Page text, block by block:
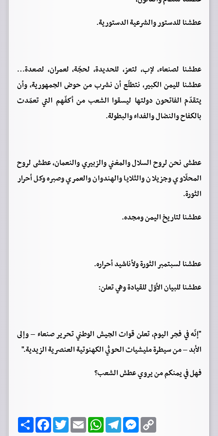
عطشنا للدستور والشرعية الدستورية.
عطشنا لصنعاء، لإب، لتعز، للحديدة، لحجّة، لعمران، لصعدة…
عطشنا لليمن الكبير، نتطلّع أن نشرب من حوض الجمهورية، وأن
يتقدّم الفاتحون دولتها ليسقوا الشعب من أكفّهم التي تعمّدت
بالكفاح والنضال والفداء والبطولة.
عطشى نحن لروح السلال والمغني والزبيري والنعمان، عطشى لروح
المحلّاوي وجزيلان والثلايا والهندوان والعمري وصبره وكل أحرار
الثورة.
عطشنا لتاريخ اليمن ومجده.
عطشنا لسبتمبر الثورة ولأناشيد أحراره.
عطشنا للبيان الأوّل للقيادة وهي تعلن:
"إنّه في فجر اليوم، تعلن قوات الجيش الوطني تحرير صنعاء – وإلى
الأبد – من سيطرة مليشيات الحوثي الكهنوتية العنصرية الزيدية."
فهل في يمنكم من يروي عطش الشعب؟
ا
ن
F
a
T
w
E
m
W
h
T
e
M
e
C
o